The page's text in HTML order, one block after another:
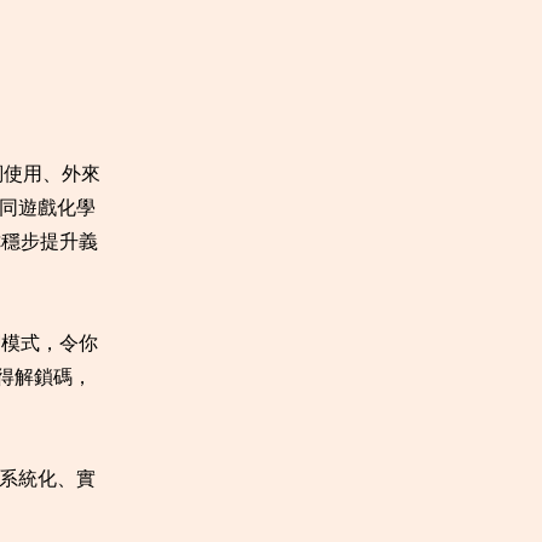
用、外來
遊戲化學
步提升義
式，令你
解鎖碼，
統化、實